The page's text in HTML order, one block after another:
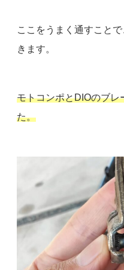
ここをうまく通すこと
きます。
モトコンポとDIOのブ
た。